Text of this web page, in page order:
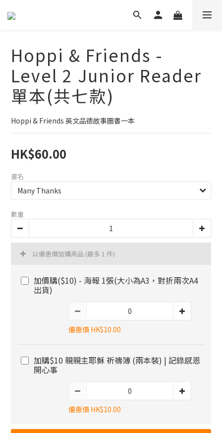
Hoppi & Friends -
Level 2 Junior Reader
單本(共七款)
Hoppi & Friends 英文品德故事圖書一本
HK$60.00
書名
數量
以優惠價加購商品 (最多 1 件)
加價購($10) - 海報 1張(大小為A3，對折兩次A4
出貨)
優惠價 HK$10.00
加購$10 親親主耶穌 祈禱簿 (兩本裝) | 記錄感恩
開心事
優惠價 HK$10.00